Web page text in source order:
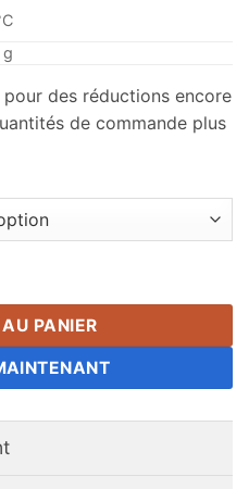
g
pour des réductions encore
de commande plus
n50 16 mm dia nickel-
PANIER